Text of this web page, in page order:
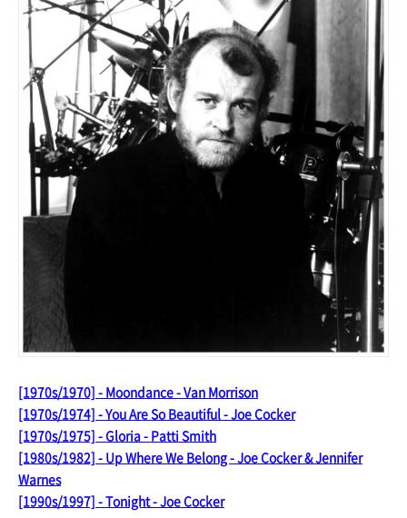
[1970s/1970] - Moondance - Van Morrison
[1970s/1974] - You Are So Beautiful - Joe Cocker
[1970s/1975] - Gloria - Patti Smith
[1980s/1982] - Up Where We Belong - Joe Cocker & Jennifer
Warnes
[1990s/1997] - Tonight - Joe Cocker